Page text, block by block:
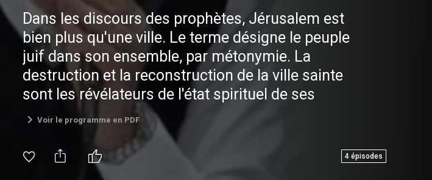
Dans les discours des prophètes, Jérusalem est
bien plus qu'une ville. Le terme désigne le peuple
juif dans son ensemble, par métonymie. La
destruction et la reconstruction de la ville sainte
sont les révélateurs de l'état spirituel de ses
habitants. L'espace francophone d'Ashdod
organisait un cycle de cours sur la place et la
représentation de Jérusalem chez les grands
prophètes de la Bible.
Voir le programme en PDF
4 épisodes